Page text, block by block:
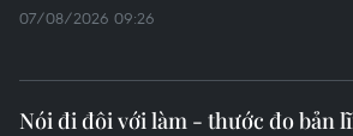
07/08/2026 09:26
Nói đi đôi với làm - thước đo bản